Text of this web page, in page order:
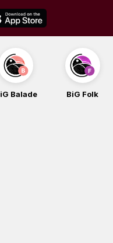
BiG Folk BiG iG